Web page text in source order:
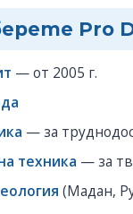
Pro
— от 2005 г.
— за
техника — за
(Мадан,